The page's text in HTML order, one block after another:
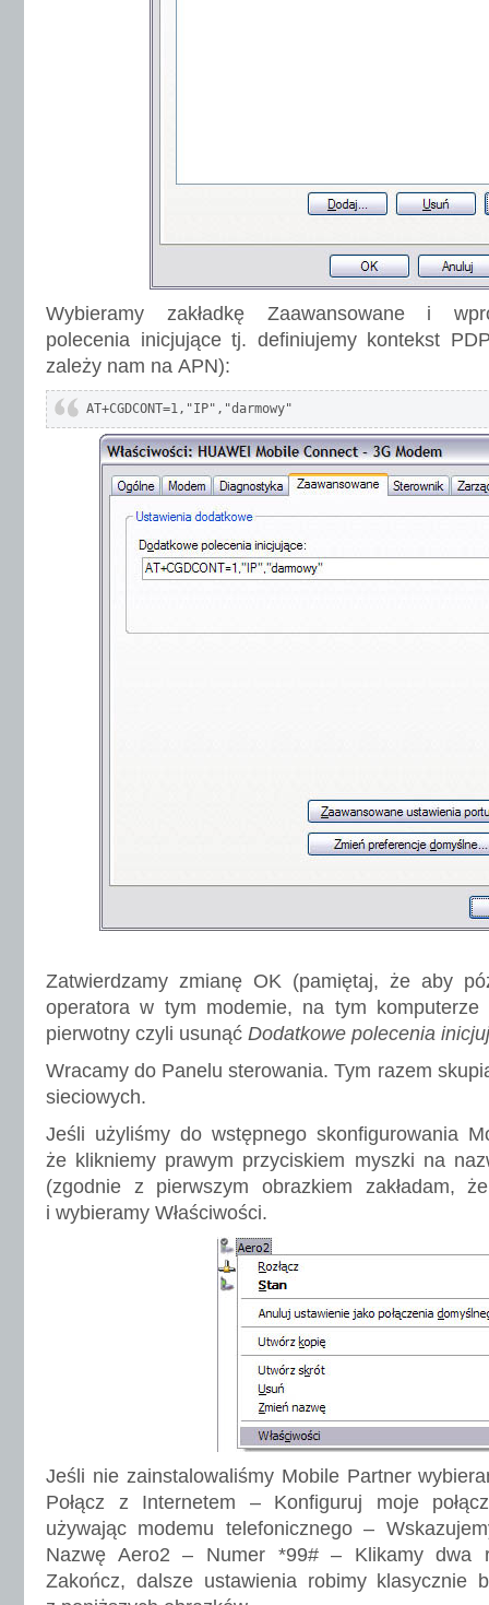
Wybieramy zakładkę Zaawansowane i
polecenia inicjujące tj. definiujemy kontekst
zależy nam na APN):
AT+CGDCONT=1,"IP","darmowy"
Zatwierdzamy zmianę OK (pamiętaj, że aby
operatora w tym modemie, na tym komputerze
pierwotny czyli usunąć Dodatkowe polecenia
Wracamy do Panelu sterowania. Tym razem
sieciowych.
Jeśli użyliśmy do wstępnego skonfigurowania
że klikniemy prawym przyciskiem myszki na
(zgodnie z pierwszym obrazkiem zakładam,
i wybieramy Właściwości.
Jeśli nie zainstalowaliśmy Mobile Partner
Połącz z Internetem – Konfiguruj moje
używając modemu telefonicznego –
Nazwę Aero2 – Numer *99# – Klikamy dwa
Zakończ, dalsze ustawienia robimy klasycznie